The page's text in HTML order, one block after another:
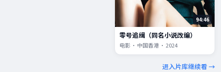
94:46
零号追缉（同名小说改编）
电影 · 中国香港 · 2024
进入片库继续看 →